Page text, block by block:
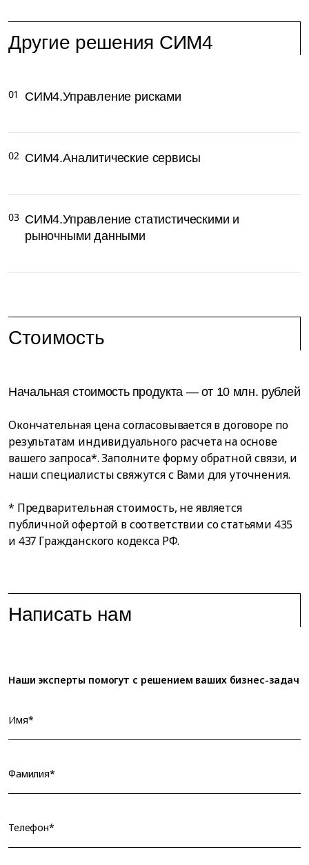
Другие решения СИМ4
СИМ4.Управление рисками
01
СИМ4.Аналитические сервисы
02
СИМ4.Управление статистическими и
рыночными данными
03
Стоимость
Начальная стоимость продукта — от 10 млн. рублей
Окончательная цена согласовывается в договоре по
результатам индивидуального расчета на основе
вашего запроса*. Заполните форму обратной связи, и
наши специалисты свяжутся с Вами для уточнения.
* Предварительная стоимость, не является
публичной офертой в соответствии со статьями 435
и 437 Гражданского кодекса РФ.
Написать нам
Наши эксперты помогут с решением ваших бизнес-задач
Имя*
Фамилия*
Телефон*